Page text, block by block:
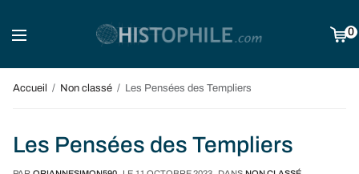
0
Accueil Non classé Les Pensées des Templiers
Les Pensées des Templiers